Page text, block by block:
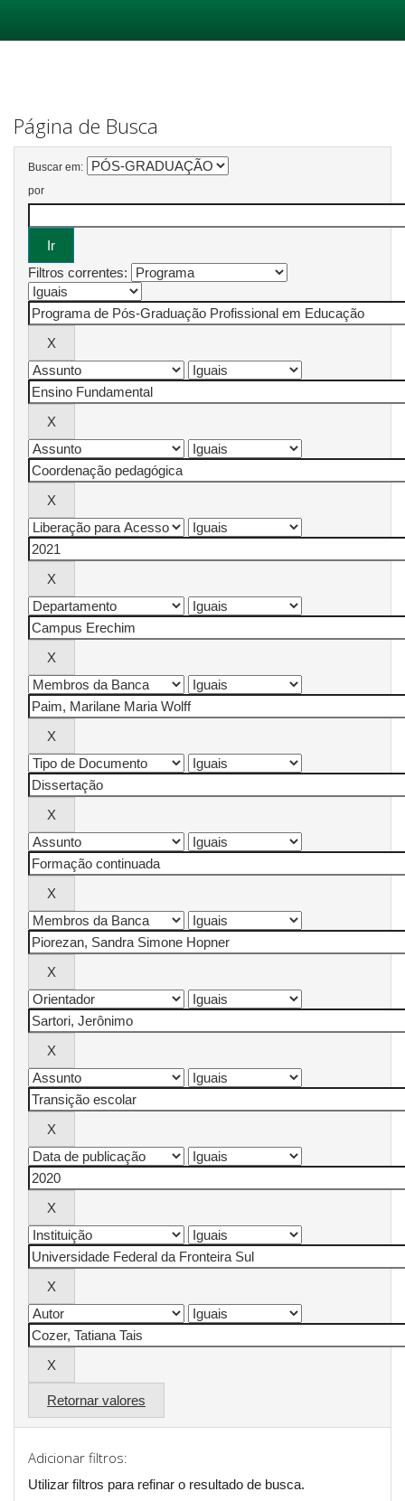
Página de Busca
Buscar em:
por
Filtros correntes:
Retornar valores
Adicionar filtros:
Utilizar filtros para refinar o resultado de busca.